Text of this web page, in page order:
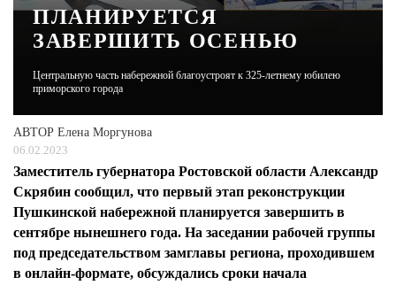
ЖУРНАЛ
ПЛАНИРУЕТСЯ
ЗАВЕРШИТЬ ОСЕНЬЮ
Центральную часть набережной благоустроят к 325-летнему юбилею
приморского города
АВТОР Елена Моргунова
06.02.2023
Заместитель губернатора Ростовской области Александр
Скрябин сообщил, что первый этап реконструкции
Пушкинской набережной планируется завершить в
сентябре нынешнего года. На заседании рабочей группы
под председательством замглавы региона, проходившем
в онлайн-формате, обсуждались сроки начала